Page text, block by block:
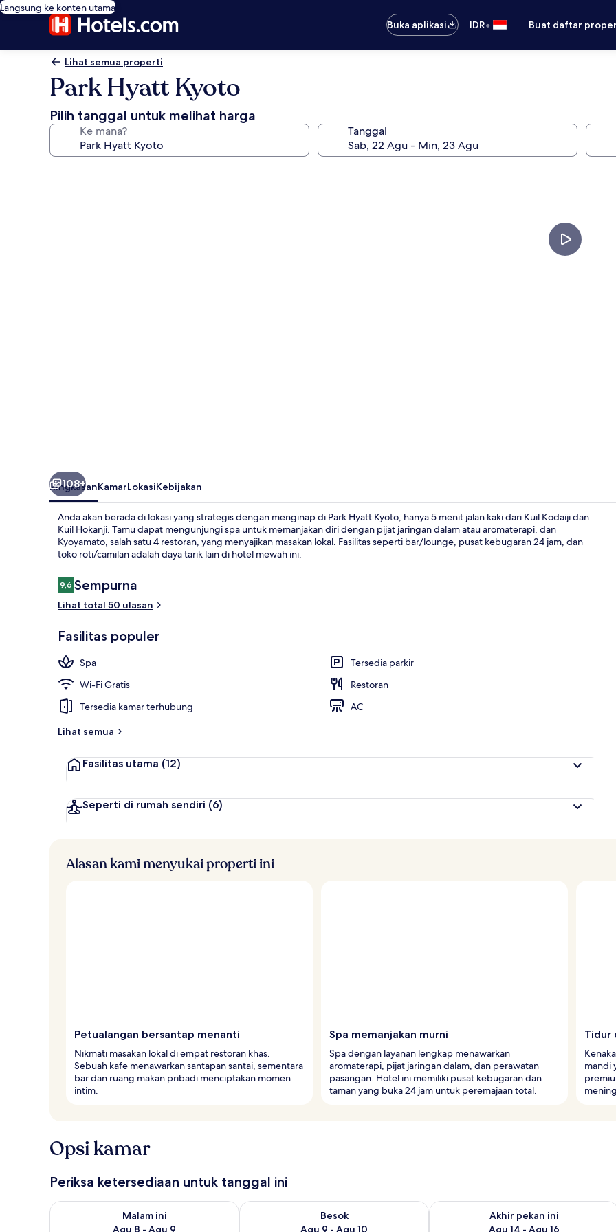
Langsung ke konten utama
Buka aplikasi
IDR• Buat daftar
Lihat semua properti
Park Hyatt Kyoto
Pilih tanggal untuk melihat harga
Ke mana? Tanggal
108+
RingkasanKamarLokasiKebijakan
Anda akan berada di lokasi yang strategis dengan menginap di Park Hyatt Kyoto, hanya 5 menit jalan kaki dari Kuil Kodaiji dan
Kuil Hokanji. Tamu dapat mengunjungi spa untuk memanjakan diri dengan pijat jaringan dalam atau aromaterapi, dan
Kyoyamato, salah satu 4 restoran, yang menyajikan masakan lokal. Fasilitas seperti bar/lounge, pusat kebugaran 24 jam, dan
toko roti/camilan adalah daya tarik lain di hotel mewah ini.
Ulasan
9,69,6 dari 10
Sempurna
Lihat total 50 ulasan
Fasilitas populer
Spa
Tersedia parkir
Wi-Fi Gratis
Restoran
Tersedia kamar terhubung
AC
Lihat semua
Fasilitas utama (12)
Seperti di rumah sendiri (6)
Alasan kami menyukai properti ini
Petualangan bersantap menanti
Nikmati masakan lokal di empat restoran khas.
Sebuah kafe menawarkan santapan santai, sementara
bar dan ruang makan pribadi menciptakan momen
intim.
Spa memanjakan murni
Spa dengan layanan lengkap menawarkan
aromaterapi, pijat jaringan dalam, dan perawatan
pasangan. Hotel ini memiliki pusat kebugaran dan
taman yang buka 24 jam untuk peremajaan total.
Tidur
mandi
Opsi kamar
Periksa ketersediaan untuk tanggal ini
Malam ini
Agu 8 - Agu 9
Periksa ketersediaan untuk malam ini Agu 8 - Agu 9
Besok
Agu 9 - Agu 10
Periksa ketersediaan untuk besok Agu 9 - Agu 10
Akhir pekan ini
Agu 14 - Agu 16
Periksa ketersediaan untuk akhir